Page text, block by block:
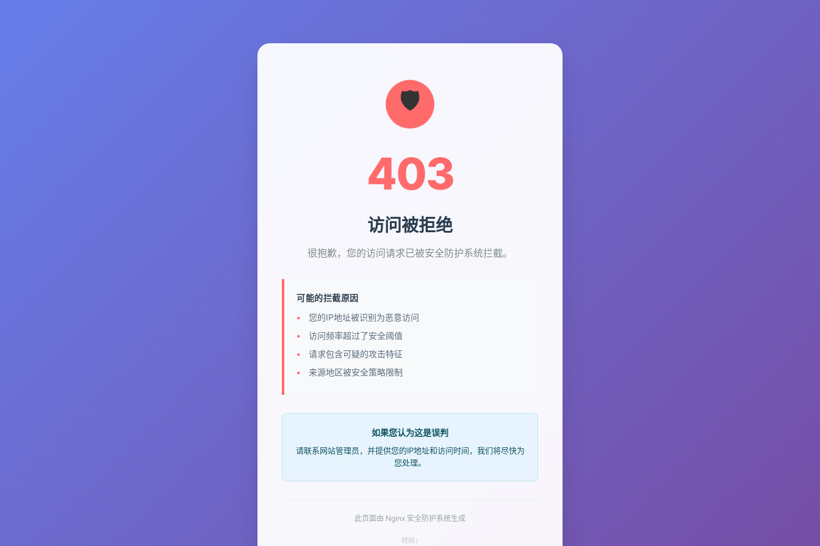
403
访问被拒绝
很抱歉，您的访问请求已被安全防护系统拦截。
可能的拦截原因
您的IP地址被识别为恶意访问
访问频率超过了安全阈值
请求包含可疑的攻击特征
来源地区被安全策略限制
如果您认为这是误判
请联系网站管理员，并提供您的IP地址和访问时间，我们将尽快为
您处理。
此页面由 Nginx 安全防护系统生成
时间: